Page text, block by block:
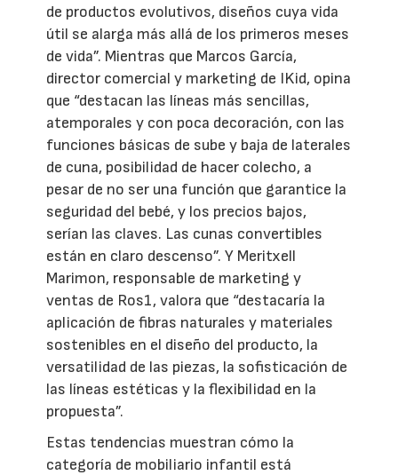
de productos evolutivos, diseños cuya vida
útil se alarga más allá de los primeros meses
de vida”. Mientras que Marcos García,
director comercial y marketing de IKid, opina
que “destacan las líneas más sencillas,
atemporales y con poca decoración, con las
funciones básicas de sube y baja de laterales
de cuna, posibilidad de hacer colecho, a
pesar de no ser una función que garantice la
seguridad del bebé, y los precios bajos,
serían las claves. Las cunas convertibles
están en claro descenso”. Y Meritxell
Marimon, responsable de marketing y
ventas de Ros1, valora que “destacaría la
aplicación de fibras naturales y materiales
sostenibles en el diseño del producto, la
versatilidad de las piezas, la sofisticación de
las líneas estéticas y la flexibilidad en la
propuesta”.
Estas tendencias muestran cómo la
categoría de mobiliario infantil está